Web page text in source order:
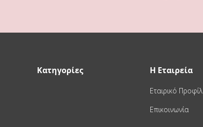
Κατηγορίες Η Εταιρεία
Εταιρικό Προφίλ
Επικοινωνία